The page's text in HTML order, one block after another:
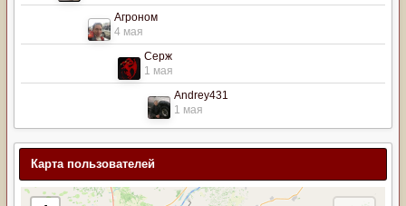
Агроном
4 мая
Серж
1 мая
Andrey431
1 мая
Карта пользователей